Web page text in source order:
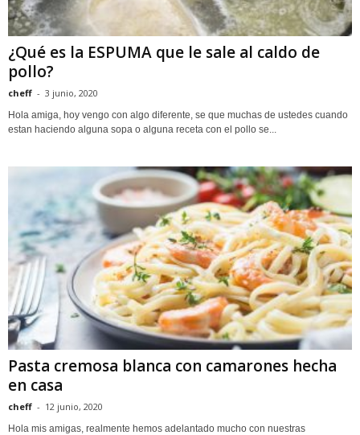
¿Qué es la ESPUMA que le sale al caldo de
pollo?
cheff - 3 junio, 2020
Hola amiga, hoy vengo con algo diferente, se que muchas de ustedes cuando
estan haciendo alguna sopa o alguna receta con el pollo se...
Pasta cremosa blanca con camarones hecha
en casa
cheff - 12 junio, 2020
Hola mis amigas, realmente hemos adelantado mucho con nuestras